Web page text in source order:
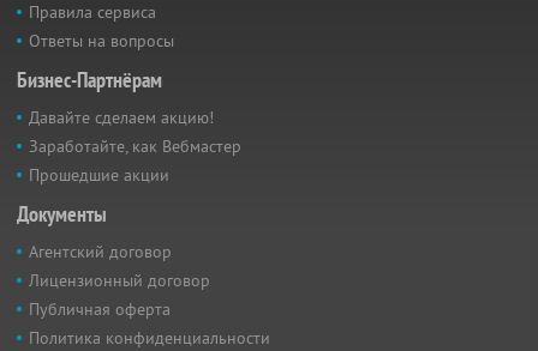
Правила сервиса
Ответы на вопросы
Бизнес-Партнёрам
Давайте сделаем акцию!
Заработайте, как Вебмастер
Прошедшие акции
Документы
Агентский договор
Лицензионный договор
Публичная оферта
Политика конфиденциальности